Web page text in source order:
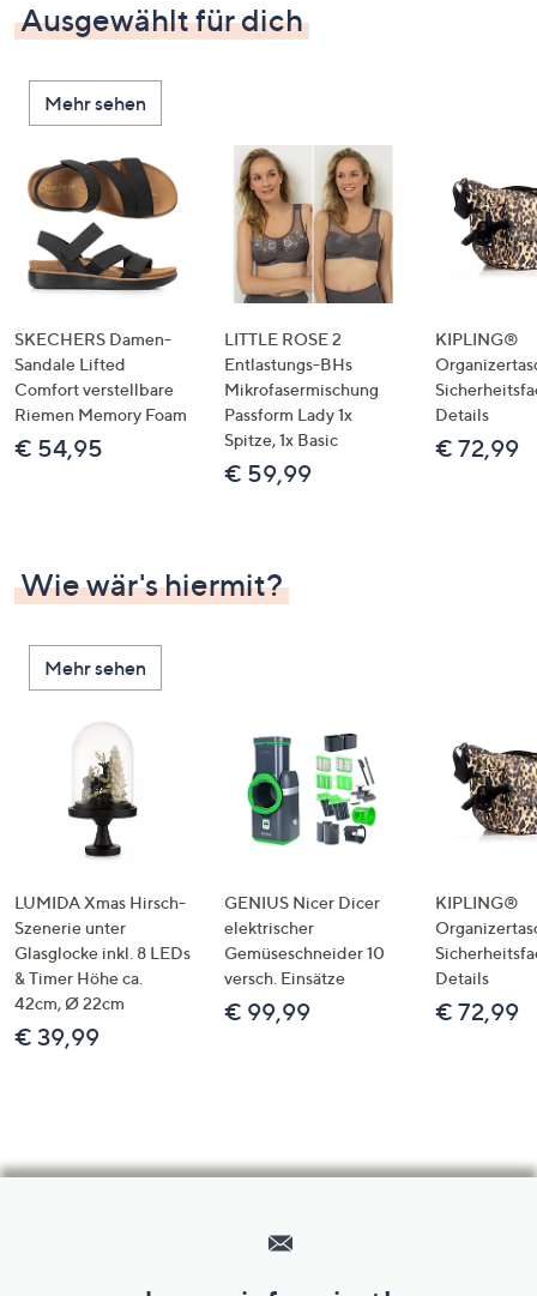
Ausgewählt für dich
Mehr sehen
SKECHERS Damen-
Sandale Lifted
Comfort verstellbare
Riemen Memory Foam
€ 54,95
LITTLE ROSE 2
Entlastungs-BHs
Mikrofasermischung
Passform Lady 1x
Spitze, 1x Basic
€ 59,99
KIPLING®
Details
€ 72,99
Wie wär's hiermit?
Mehr sehen
LUMIDA Xmas Hirsch-
Szenerie unter
Glasglocke inkl. 8 LEDs
& Timer Höhe ca.
42cm, Ø 22cm
€ 39,99
GENIUS Nicer Dicer
elektrischer
Gemüseschneider 10
versch. Einsätze
€ 99,99
KIPLING®
Details
€ 72,99